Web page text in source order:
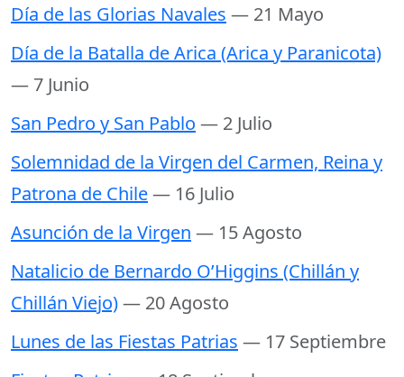
Día de las Glorias Navales — 21 Mayo
Día de la Batalla de Arica (Arica y Paranicota)
— 7 Junio
San Pedro y San Pablo — 2 Julio
Solemnidad de la Virgen del Carmen, Reina y
Patrona de Chile— 16 Julio
Asunción de la Virgen — 15 Agosto
Natalicio de Bernardo O’Higgins (Chillán y
Chillán Viejo)— 20 Agosto
Lunes de las Fiestas Patrias — 17 Septiembre